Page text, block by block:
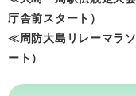
庁舎前スタート）
≪周防大島リレーマラ
ート）